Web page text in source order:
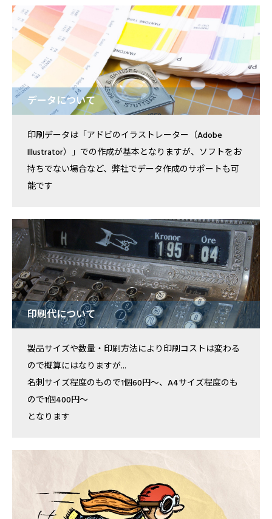
データについて
印刷データは「アドビのイラストレーター（Adobe
Illustrator）」での作成が基本となりますが、ソフトをお
持ちでない場合など、弊社でデータ作成のサポートも可
能です
印刷代について
製品サイズや数量・印刷方法により印刷コストは変わる
ので概算にはなりますが...
名刺サイズ程度のもので1個60円～、A4サイズ程度のも
ので1個400円～
となります